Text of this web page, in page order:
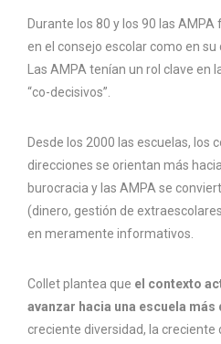
Durante los 80 y los 90 las
en el consejo escolar como en
Las AMPA tenían un rol clave en
“co-decisivos”.
Desde los 2000 las escuelas, los
direcciones se orientan más
burocracia y las AMPA se
(dinero, gestión de
en meramente informativos.
Collet plantea que el contexto
avanzar hacia una escuela
creciente diversidad, la